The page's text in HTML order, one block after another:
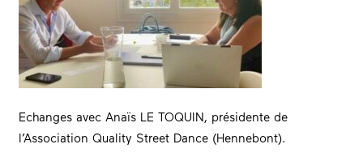
Echanges avec Anaïs LE TOQUIN, présidente de
l’Association Quality Street Dance (Hennebont).